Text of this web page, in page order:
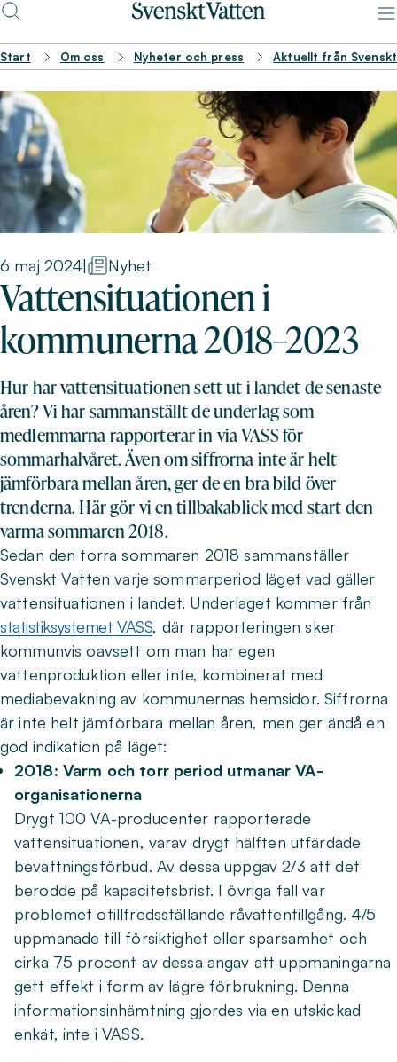
Start Om oss Nyheter och press Aktuellt från
6 maj 2024| Nyhet
Vattensituationen i
kommunerna 2018–2023
Hur har vattensituationen sett ut i landet de senaste
åren? Vi har sammanställt de underlag som
medlemmarna rapporterar in via VASS för
sommarhalvåret. Även om siffrorna inte är helt
jämförbara mellan åren, ger de en bra bild över
trenderna. Här gör vi en tillbakablick med start den
varma sommaren 2018.
Sedan den torra sommaren 2018 sammanställer
Svenskt Vatten varje sommarperiod läget vad gäller
vattensituationen i landet. Underlaget kommer från
statistiksystemet VASS, där rapporteringen sker
kommunvis oavsett om man har egen
vattenproduktion eller inte, kombinerat med
mediabevakning av kommunernas hemsidor. Siffrorna
är inte helt jämförbara mellan åren, men ger ändå en
god indikation på läget:
2018: Varm och torr period utmanar VA-
organisationerna
Drygt 100 VA-producenter rapporterade
vattensituationen, varav drygt hälften utfärdade
bevattningsförbud. Av dessa uppgav 2/3 att det
berodde på kapacitetsbrist. I övriga fall var
problemet otillfredsställande råvattentillgång. 4/5
uppmanade till försiktighet eller sparsamhet och
cirka 75 procent av dessa angav att uppmaningarna
gett effekt i form av lägre förbrukning. Denna
informationsinhämtning gjordes via en utskickad
enkät, inte i VASS.